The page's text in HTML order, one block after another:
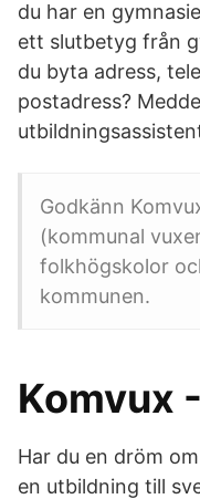
du har en
ett slutbetyg från
du byta adress,
postadress?
Godkänn
(kommunal
folkhögskolor
kommunen.
Komvux
Har du en dröm
en utbildning till